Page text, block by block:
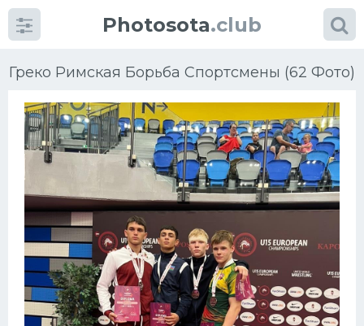
Photosota.club
Греко Римская Борьба Спортсмены (62 Фото)
КатегорииФото
Еще картинки...
Футбол
Баскетбол